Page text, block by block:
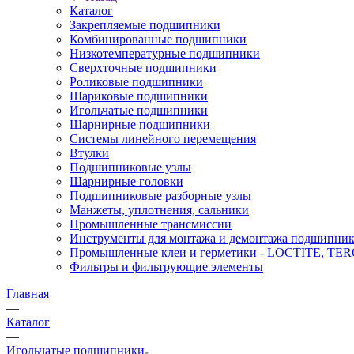
Каталог
Закрепляемые подшипники
Комбинированные подшипники
Низкотемпературные подшипники
Сверхточные подшипники
Роликовые подшипники
Шариковые подшипники
Игольчатые подшипники
Шарнирные подшипники
Системы линейного перемещения
Втулки
Подшипниковые узлы
Шарнирные головки
Подшипниковые разборные узлы
Манжеты, уплотнения, сальники
Промышленные трансмиссии
Инструменты для монтажа и демонтажа
Промышленные клеи и герметики - LOCTITE,
Фильтры и фильтрующие элементы
Главная
—
Каталог
—
Игольчатые подшипники